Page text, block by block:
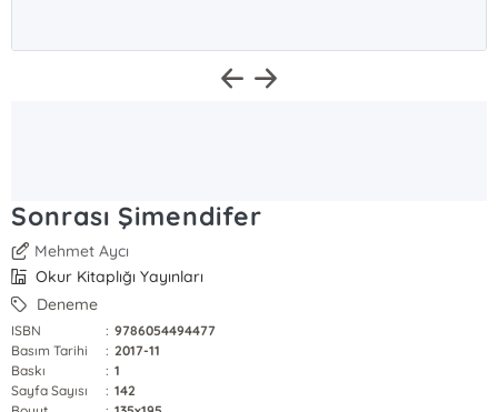
Sonrası Şimendifer
Mehmet Aycı
Okur Kitaplığı Yayınları
Deneme
ISBN : 9786054494477
Basım Tarihi
: 2017-11
Baskı
: 1
Sayfa Sayısı
: 142